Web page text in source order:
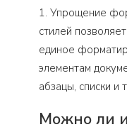
1. Упрощение
стилей
единое
элементам
абзацы, списки и
Можно ли